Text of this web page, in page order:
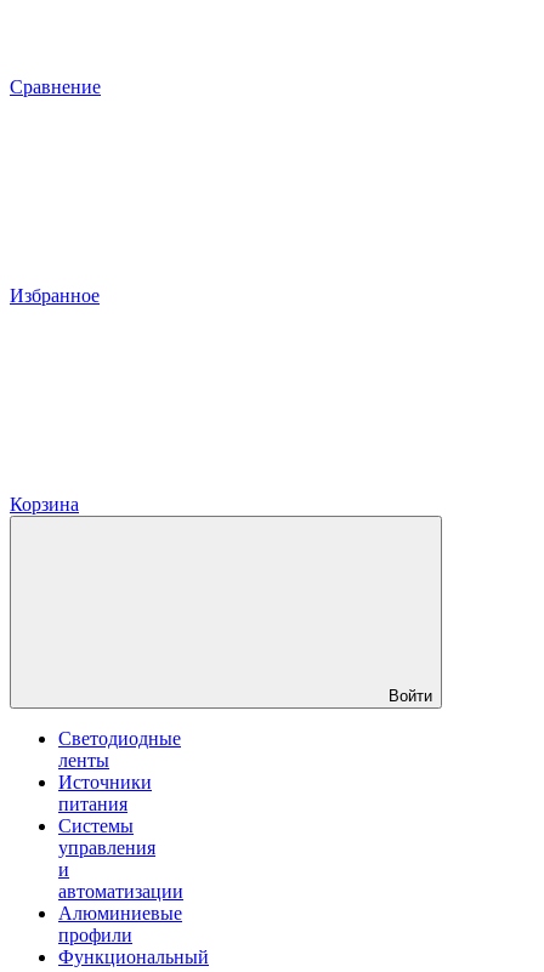
Сравнение
Избранное
Корзина
Войти
Светодиодные
ленты
Источники
питания
Системы
управления
и
автоматизации
Алюминиевые
профили
Функциональный